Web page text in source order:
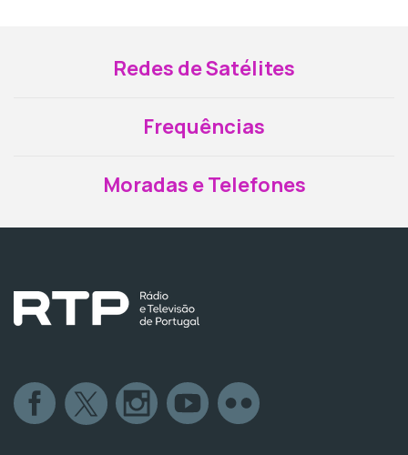
Redes de Satélites
Frequências
Moradas e Telefones